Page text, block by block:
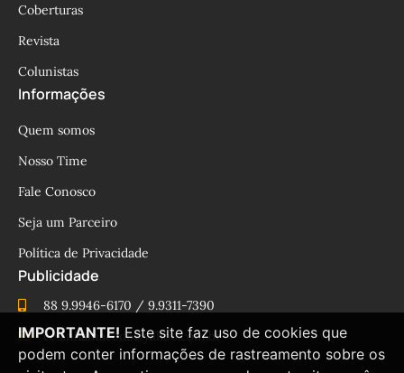
Coberturas
Revista
Colunistas
Informações
Quem somos
Nosso Time
Fale Conosco
Seja um Parceiro
Política de Privacidade
Publicidade
88 9.9946-6170 / 9.9311-7390
cesinhamacedo@yahoo.com.br
IMPORTANTE! Este site faz uso de cookies que
podem conter informações de rastreamento sobre os